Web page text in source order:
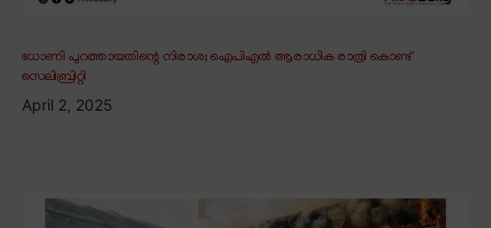
ധോണി പുറത്തായതിന്റെ നിരാശ; ഐപിഎൽ ആരാധിക രാത്രി കൊണ്ട്
സെലിബ്രിറ്റി
April 2, 2025